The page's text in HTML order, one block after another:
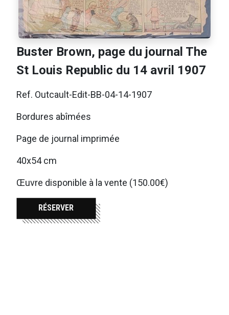
Buster Brown, page du journal The
St Louis Republic du 14 avril 1907
Ref. Outcault-Edit-BB-04-14-1907
Bordures abîmées
Page de journal imprimée
40x54 cm
Œuvre disponible à la vente (150.00€)
RÉSERVER